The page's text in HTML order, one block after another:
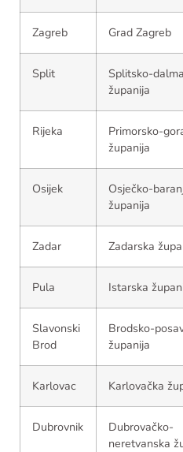
Zagreb Grad Zagreb
Split
Splitsko-
županija
Rijeka
Primorsko-
županija
Osijek
Osječko-
županija
Zadar Zadarska
Pula Istarska
Slavonski
Brod
Brodsko-
županija
Karlovac Karlovačka
Dubrovnik
Dubrovačko-
neretvanska